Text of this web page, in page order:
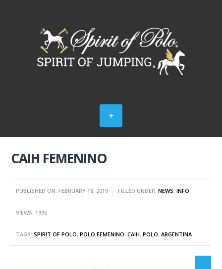
CAIH FEMENINO
PUBLISHED ON: FEBRUARY 18, 2019 FILLED UNDER:NEWS,INFO
VIEWS: 1995
TAGS:SPIRIT OF POLO,POLO FEMENINO,CAIH,POLO,ARGENTINA